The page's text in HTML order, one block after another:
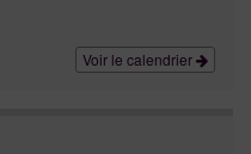
Voir le calendrier